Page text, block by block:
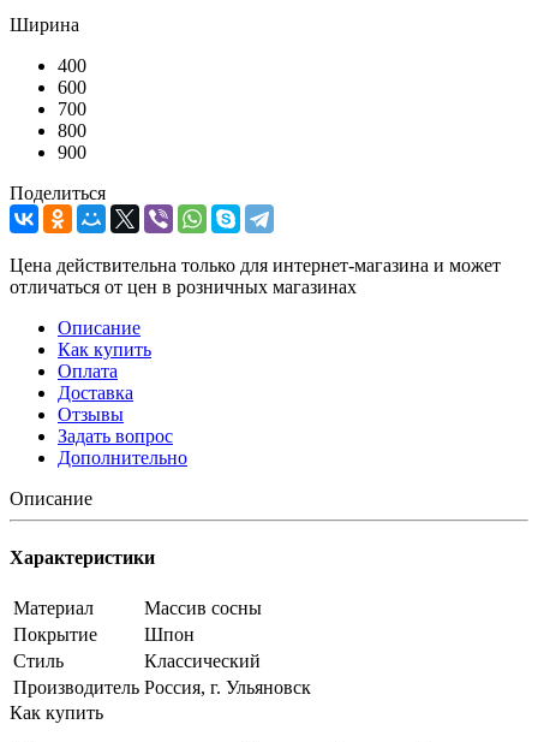
Ширина
400
600
700
800
900
Поделиться
Цена действительна только для интернет-магазина и может
отличаться от цен в розничных магазинах
Описание
Как купить
Оплата
Доставка
Отзывы
Задать вопрос
Дополнительно
Описание
Характеристики
Материал
Массив сосны
Покрытие
Шпон
Стиль
Классический
Производитель Россия, г. Ульяновск
Как купить